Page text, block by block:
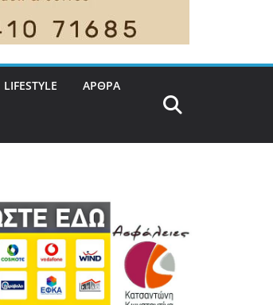
LIFESTYLE ΑΡΘΡΑ